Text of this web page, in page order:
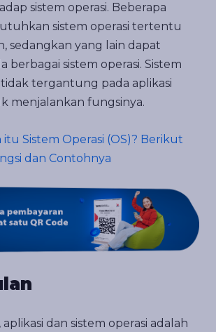
sistem operasi. Beberapa
sistem operasi tertentu
sedangkan yang lain dapat
berbagai sistem operasi. Sistem
tidak tergantung pada aplikasi
menjalankan fungsinya.
itu Sistem Operasi (OS)? Berikut
dan Contohnya
dan sistem operasi adalah